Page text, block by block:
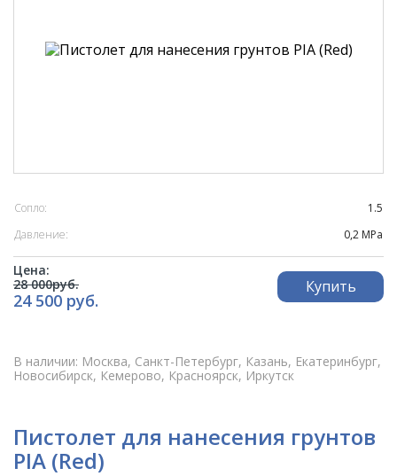
Сопло:
1.5
Давление:
0,2 МРа
Цена:
28 000руб.
24 500 руб.
Купить
В наличии: Москва, Санкт-Петербург, Казань, Екатеринбург,
Новосибирск, Кемерово, Красноярск, Иркутск
Пистолет для нанесения грунтов
PIA (Red)